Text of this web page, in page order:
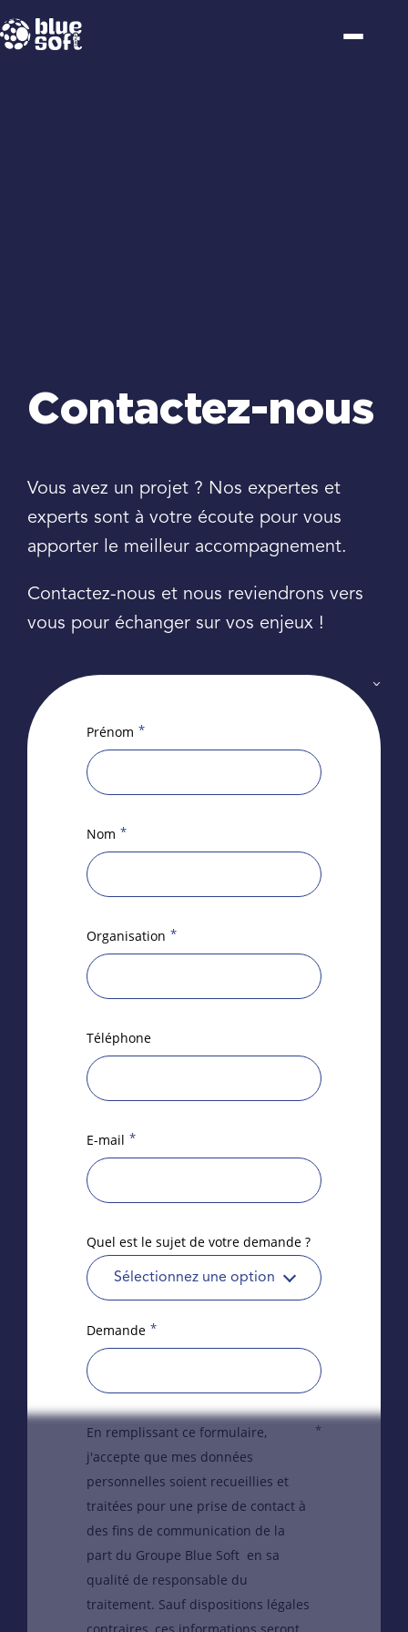
Passer
au
Contactez-nous
Vous avez un projet ? Nos expertes et
experts sont à votre écoute pour vous
apporter le meilleur accompagnement.
Contactez-nous et nous reviendrons vers
vous pour échanger sur vos enjeux !
Prénom *
Nom *
Organisation *
Téléphone
E-mail *
Quel est le sujet de votre demande ?
Sélectionnez une option
Demande *
En remplissant ce formulaire,
j'accepte que mes données
personnelles soient recueillies et
traitées pour une prise de contact à
des fins de communication de la
part du Groupe Blue Soft en sa
qualité de responsable du
traitement. Sauf dispositions légales
*